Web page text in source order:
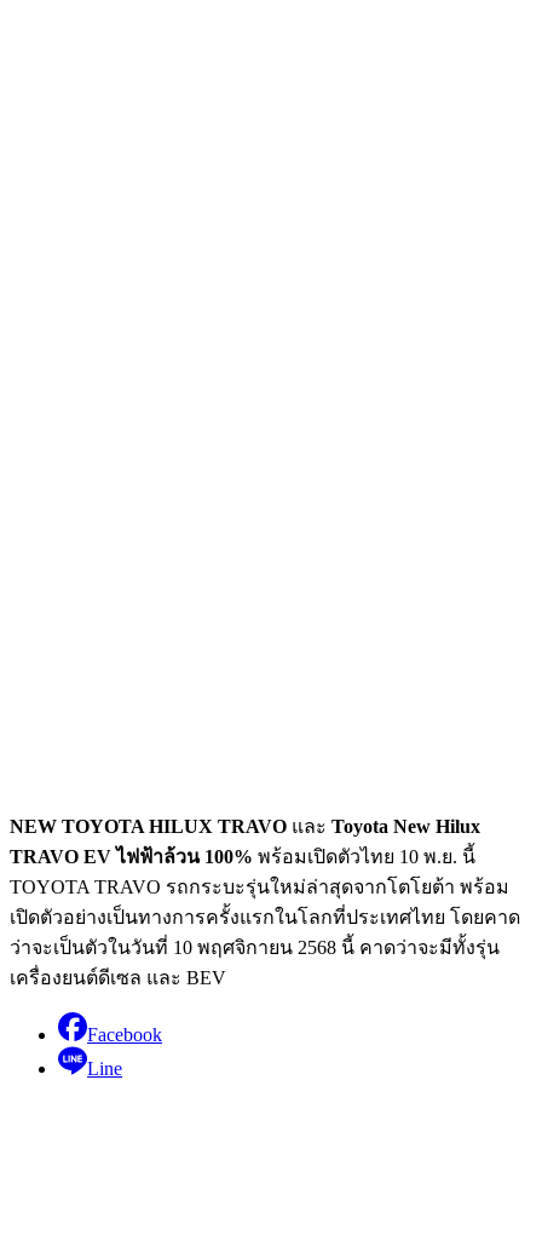
NEW TOYOTA HILUX TRAVO และ Toyota New Hilux
TRAVO EV ไฟฟ้าล้วน 100% พร้อมเปิดตัวไทย 10 พ.ย. นี้
TOYOTA TRAVO รถกระบะรุ่นใหม่ล่าสุดจากโตโยต้า พร้อม
เปิดตัวอย่างเป็นทางการครั้งแรกในโลกที่ประเทศไทย โดยคาด
ว่าจะเป็นตัวในวันที่ 10 พฤศจิกายน 2568 นี้ คาดว่าจะมีทั้งรุ่น
เครื่องยนต์ดีเซล และ BEV
Facebook
Line